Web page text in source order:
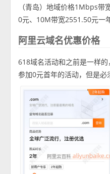
（青岛）地域价格1Mbps
0元、10M带宽2551.50元一年
阿里云域名优惠价格
618域名活动和之前是一样
参加0元首年的活动，但是必